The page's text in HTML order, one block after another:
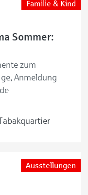
Familie & Kind
Sommer:
zum
Anmeldung
Ausstellungen